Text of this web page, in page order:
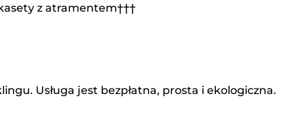
z atramentem†††
Usługa jest bezpłatna, prosta i ekologiczna.